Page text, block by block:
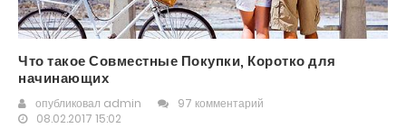
Что такое Совместные Покупки, Коротко для
начинающих
опубликовал admin
97 комментарий
08.02.2017 15:02